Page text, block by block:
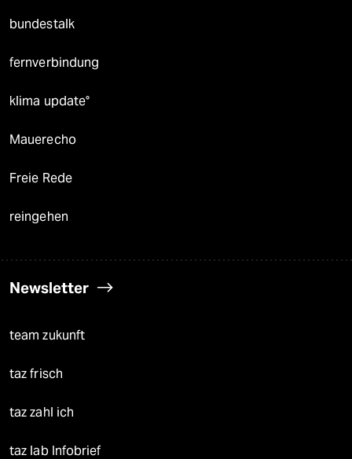
bundestalk
fernverbindung
klima update°
Mauerecho
Freie Rede
reingehen
Newsletter
team zukunft
taz frisch
taz zahl ich
taz lab Infobrief